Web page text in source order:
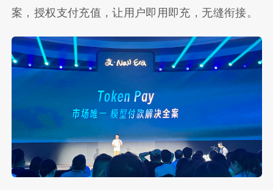
案，授权支付充值，让用户即用即充，无缝衔接。